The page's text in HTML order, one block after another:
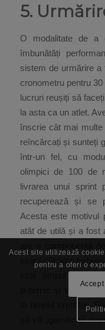
5.
O modalitate de a
îmbunătăți
sistem de urmărire a
cronometru pentru
lucruri reușiți să
la asta ca un atlet.
înscrie cât mai multe
reîncărcați și sunteți
într-un fel, cu
olimpici de 100 de
livrarea unui sprint
recuperează și se
Acesta este motivul
atât de utilă și a fost
exact cât timp
este timpul să se
puternic și vă poate
la nivelul următor.
să vă „gamificați
Acest site utilizează
pentru a oferi o
Accept